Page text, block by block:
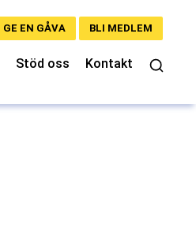
BLI MEDLEM
GE EN GÅVA
Stöd oss Kontakt